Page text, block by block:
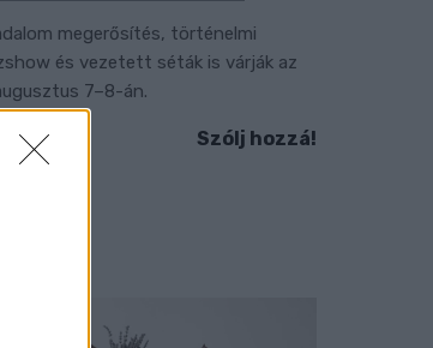
megerősítés, történelmi
és vezetett séták is várják az
7–8-án.
Szólj hozzá!